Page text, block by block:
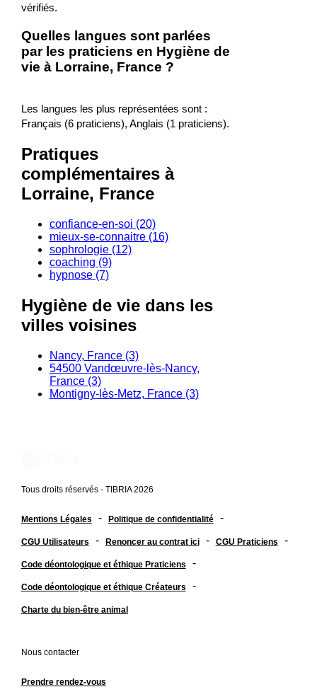
vérifiés.
Quelles langues sont parlées
par les praticiens en Hygiène de
vie à Lorraine, France ?
Les langues les plus représentées sont :
Français (6 praticiens), Anglais (1 praticiens).
Pratiques
complémentaires à
Lorraine, France
confiance-en-soi (20)
mieux-se-connaitre (16)
sophrologie (12)
coaching (9)
hypnose (7)
Hygiène de vie dans les
villes voisines
Nancy, France (3)
54500 Vandœuvre-lès-Nancy,
France (3)
Montigny-lès-Metz, France (3)
Tous droits réservés - TIBRIA 2026
Mentions Légales - Politique de confidentialité -
CGU Utilisateurs - Renoncer au contrat ici - CGU Praticiens -
Code déontologique et éthique Praticiens -
Code déontologique et éthique Créateurs -
Charte du bien-être animal
Nous contacter
Prendre rendez-vous